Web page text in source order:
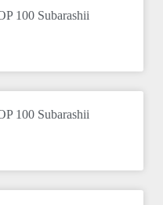
100 Subarashii
100 Subarashii